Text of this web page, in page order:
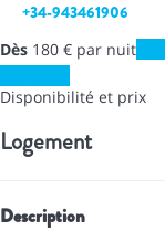
+34-943461906
Dès 180 € par nuit
Disponibilité et prix
Logement
Description